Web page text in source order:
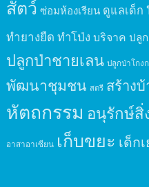
สัตว์ ซ่อมห้องเรียน ดูแลเด็ก
ทำยางยืด ทำโป่ง บริจาค ปลู
ปลูกป่าชายเลน ปลูกป่าโกง
พัฒนาชุมชน สตรี สร้าง
หัตถกรรม อนุรักษ์สิ่
อาสาอาเซียน เก็บขยะ เด็ก